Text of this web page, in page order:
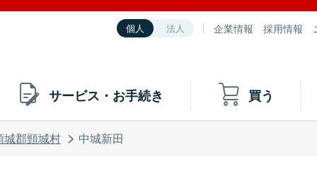
個人 法人 企業情報 採用情報
サービス・お手続き 買う
城郡頸城村 中城新田